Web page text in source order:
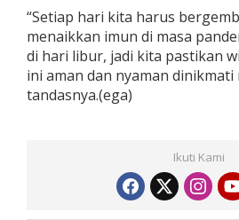
n
“Setiap hari kita harus
menaikkan imun di masa
di hari libur, jadi kita pastikan
ini aman dan nyaman dinikmati
tandasnya.(ega)
Ikuti Kami